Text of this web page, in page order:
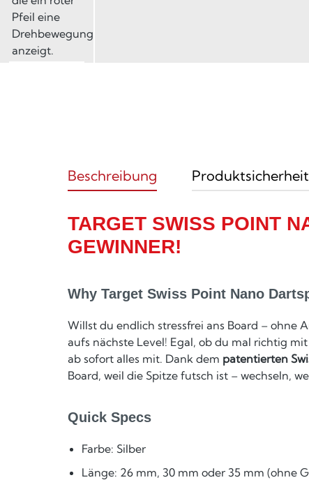
Beschreibung
TARGET SWISS POINT
GEWINNER!
Why Target Swiss Point Nano
Willst du endlich stressfrei ans Board – ohne
aufs nächste Level! Egal, ob du mal richtig
ab sofort alles mit. Dank dem patentierten
Board, weil die Spitze futsch ist – wechseln,
Quick Specs
Farbe: Silber
Länge: 26 mm, 30 mm oder 35 mm (ohne